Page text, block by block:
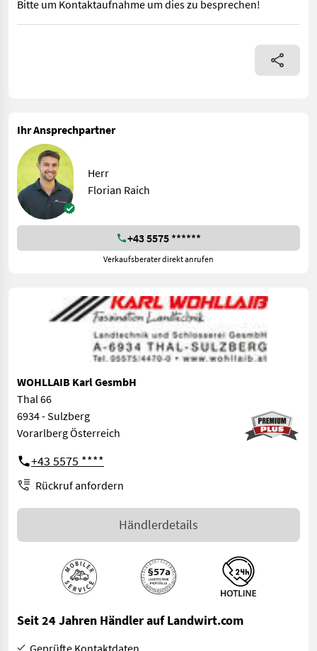
Bitte um Kontaktaufnahme um dies zu besprechen!
Motorhaube Steyr 9105 - Original TeileNr.: 1-34-613-470 -
Ihr Ansprechpartner
Herr
Florian Raich
+43 5575 ******
Verkaufsberater direkt anrufen
WOHLLAIB Karl GesmbH
Thal 66
6934 - Sulzberg
Vorarlberg Österreich
+43 5575 ****
Rückruf anfordern
Händlerdetails
Seit 24 Jahren Händler auf Landwirt.com
Geprüfte Kontaktdaten